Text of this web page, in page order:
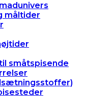
måltider
småtspisende